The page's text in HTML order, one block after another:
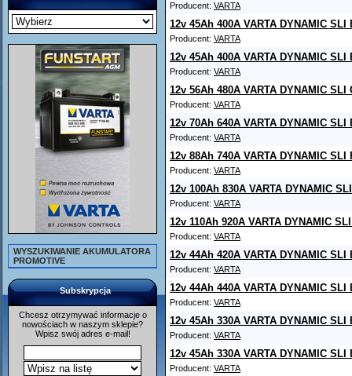
WYSZUKIWANIE AKUMULATORA
PROMOTIVE
Subskrypcja
Chcesz otrzymywać informacje o
nowościach w naszym sklepie?
Wpisz swój adres e-mail!
Producent: VARTA
12v 45Ah 400A VARTA DYNAMIC SLI
Producent: VARTA
12v 45Ah 400A VARTA DYNAMIC SLI
Producent: VARTA
12v 56Ah 480A VARTA DYNAMIC SLI
Producent: VARTA
12v 70Ah 640A VARTA DYNAMIC SLI
Producent: VARTA
12v 88Ah 740A VARTA DYNAMIC SLI
Producent: VARTA
12v 100Ah 830A VARTA DYNAMIC
Producent: VARTA
12v 110Ah 920A VARTA DYNAMIC
Producent: VARTA
12v 44Ah 420A VARTA DYNAMIC SLI
Producent: VARTA
12v 44Ah 440A VARTA DYNAMIC SLI
Producent: VARTA
12v 45Ah 330A VARTA DYNAMIC SLI
Producent: VARTA
12v 45Ah 330A VARTA DYNAMIC SLI
Producent: VARTA